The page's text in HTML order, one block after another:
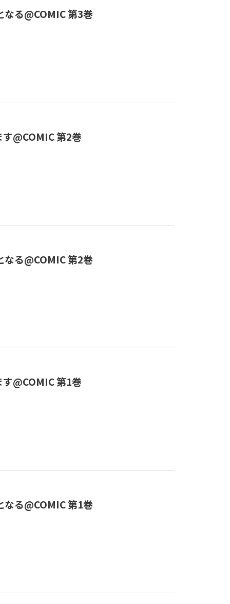
る@COMIC 第3巻
@COMIC 第2巻
る@COMIC 第2巻
@COMIC 第1巻
る@COMIC 第1巻